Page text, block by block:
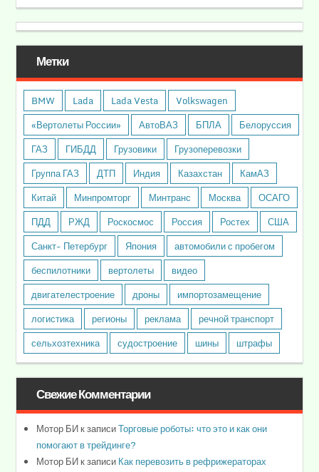
Метки
BMW Lada Lada Vesta
Volkswagen
«Вертолеты России»
АвтоВАЗ БПЛА
Белоруссия
ГАЗ
ГИБДД Грузовики
Грузоперевозки
Группа ГАЗ
ДТП Индия Казахстан
КамАЗ
Китай
Минпромторг Минтранс Москва
ОСАГО
ПДД
РЖД Роскосмос Россия Ростех
США
Санкт- Петербург
Япония
автомобили с пробегом
беспилотники
вертолеты
видео
двигателестроение
дроны
импортозамещение
логистика
регионы реклама
речной транспорт
сельхозтехника
судостроение шины штрафы
Свежие Комментарии
Мотор БИк записиТорговые роботы: что это и как они
помогают в трейдинге?
Мотор БИк записиКак перевозить в рефрижераторах